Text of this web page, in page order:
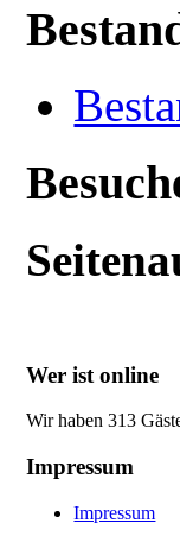
Wer ist online
Wir haben 313
Impressum
Impressum